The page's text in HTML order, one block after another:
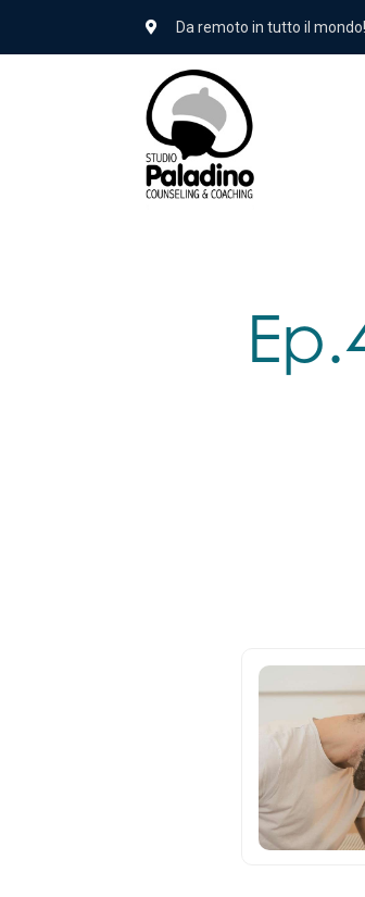
Da remoto in tutto il mondo!